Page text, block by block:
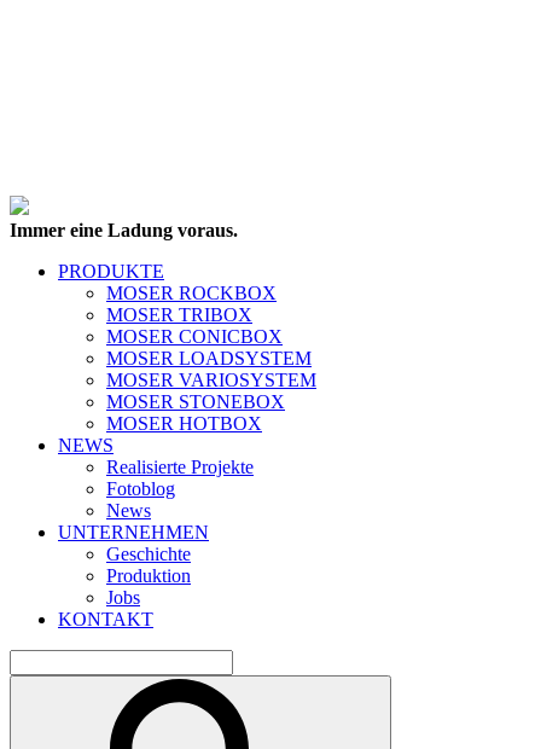
Immer eine Ladung voraus.
PRODUKTE
MOSER ROCKBOX
MOSER TRIBOX
MOSER CONICBOX
MOSER LOADSYSTEM
MOSER VARIOSYSTEM
MOSER STONEBOX
MOSER HOTBOX
NEWS
Realisierte Projekte
Fotoblog
News
UNTERNEHMEN
Geschichte
Produktion
Jobs
KONTAKT